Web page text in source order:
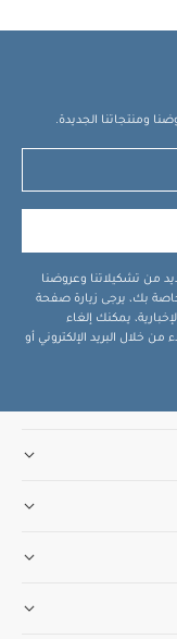
ومنتجاتنا الجديدة.
من تشكيلاتنا وعروضنا
بك، يرجى زيارة صفحة
يمكنك إلغاء
خلال البريد الإلكتروني أو